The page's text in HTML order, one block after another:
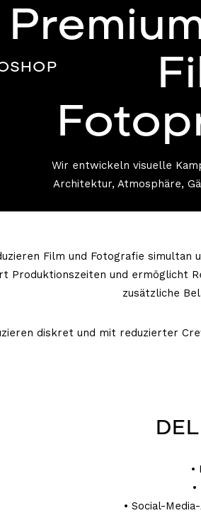
SHOP
Wir entwickeln visuelle
Architektur, Atmosphäre,
Film und Fotografie simultan
Produktionszeiten und ermöglicht
zusätzliche
diskret und mit reduzierter
•
• Social-